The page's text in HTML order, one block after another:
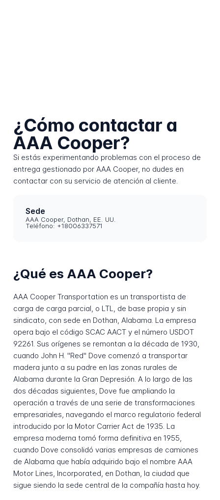
¿Cómo contactar a
AAA Cooper?
Si estás experimentando problemas con el proceso de
entrega gestionado por AAA Cooper, no dudes en
contactar con su servicio de atención al cliente.
Sede
AAA Cooper, Dothan, EE. UU.
Teléfono: +18006337571
¿Qué es AAA Cooper?
AAA Cooper Transportation es un transportista de
carga de carga parcial, o LTL, de base propia y sin
sindicato, con sede en Dothan, Alabama. La empresa
opera bajo el código SCAC AACT y el número USDOT
92261. Sus orígenes se remontan a la década de 1930,
cuando John H. "Red" Dove comenzó a transportar
madera junto a su padre en las zonas rurales de
Alabama durante la Gran Depresión. A lo largo de las
dos décadas siguientes, Dove fue ampliando la
operación a través de una serie de transformaciones
empresariales, navegando el marco regulatorio federal
introducido por la Motor Carrier Act de 1935. La
empresa moderna tomó forma definitiva en 1955,
cuando Dove consolidó varias empresas de camiones
de Alabama que había adquirido bajo el nombre AAA
Motor Lines, Incorporated, en Dothan, la ciudad que
sigue siendo la sede central de la compañía hasta hoy.